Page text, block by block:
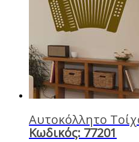
Αυτοκόλλητο
Κωδικός: 77201